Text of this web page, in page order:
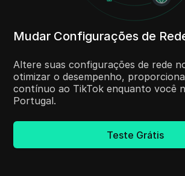
Mudar Configurações de
Altere suas configurações de rede
otimizar o desempenho,
contínuo ao TikTok enquanto você
Portugal.
Teste Grátis